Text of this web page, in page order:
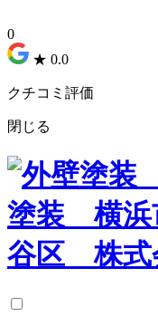
0
★ 0.0
クチコミ評価
閉じる